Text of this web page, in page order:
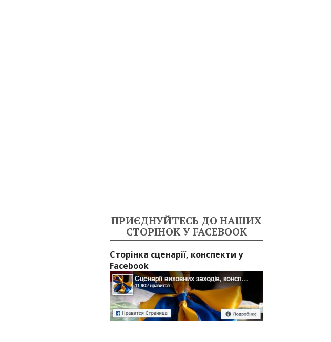
ПРИЄДНУЙТЕСЬ ДО НАШИХ
СТОРІНОК У FACEBOOK
Сторінка сценарії, конспекти у
Facebook